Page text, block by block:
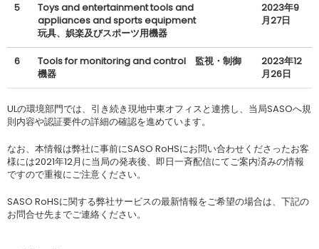
5
Toys and entertainment tools and
appliances and sports equipment
玩具、娯楽及びスポーツ用機器
2023年9
月27日
6
Tools for monitoring and control 監視・制御
機器
2023年12
月26日
ULの環境部門では、引き続き現地中東オフィスと連携し、当局SASOへ規
則内容や認証要件の詳細の確認を進めています。
なお、本情報は弊社に事前にSASO RoHSにお問い合わせくださったお客
様には2021年12月に当局の発表後、即日一斉配信にてご案内済みの情報
ですので重複にご注意ください。
SASO RoHSに関する弊社サービスの最新情報をご希望の場合は、下記の
お問合せ先までご連絡ください。